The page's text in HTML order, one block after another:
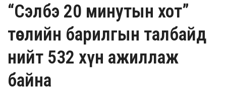
“Сэлбэ 20 минутын хот”
төслийн барилгын талбайд
нийт 532 хүн ажиллаж
байна